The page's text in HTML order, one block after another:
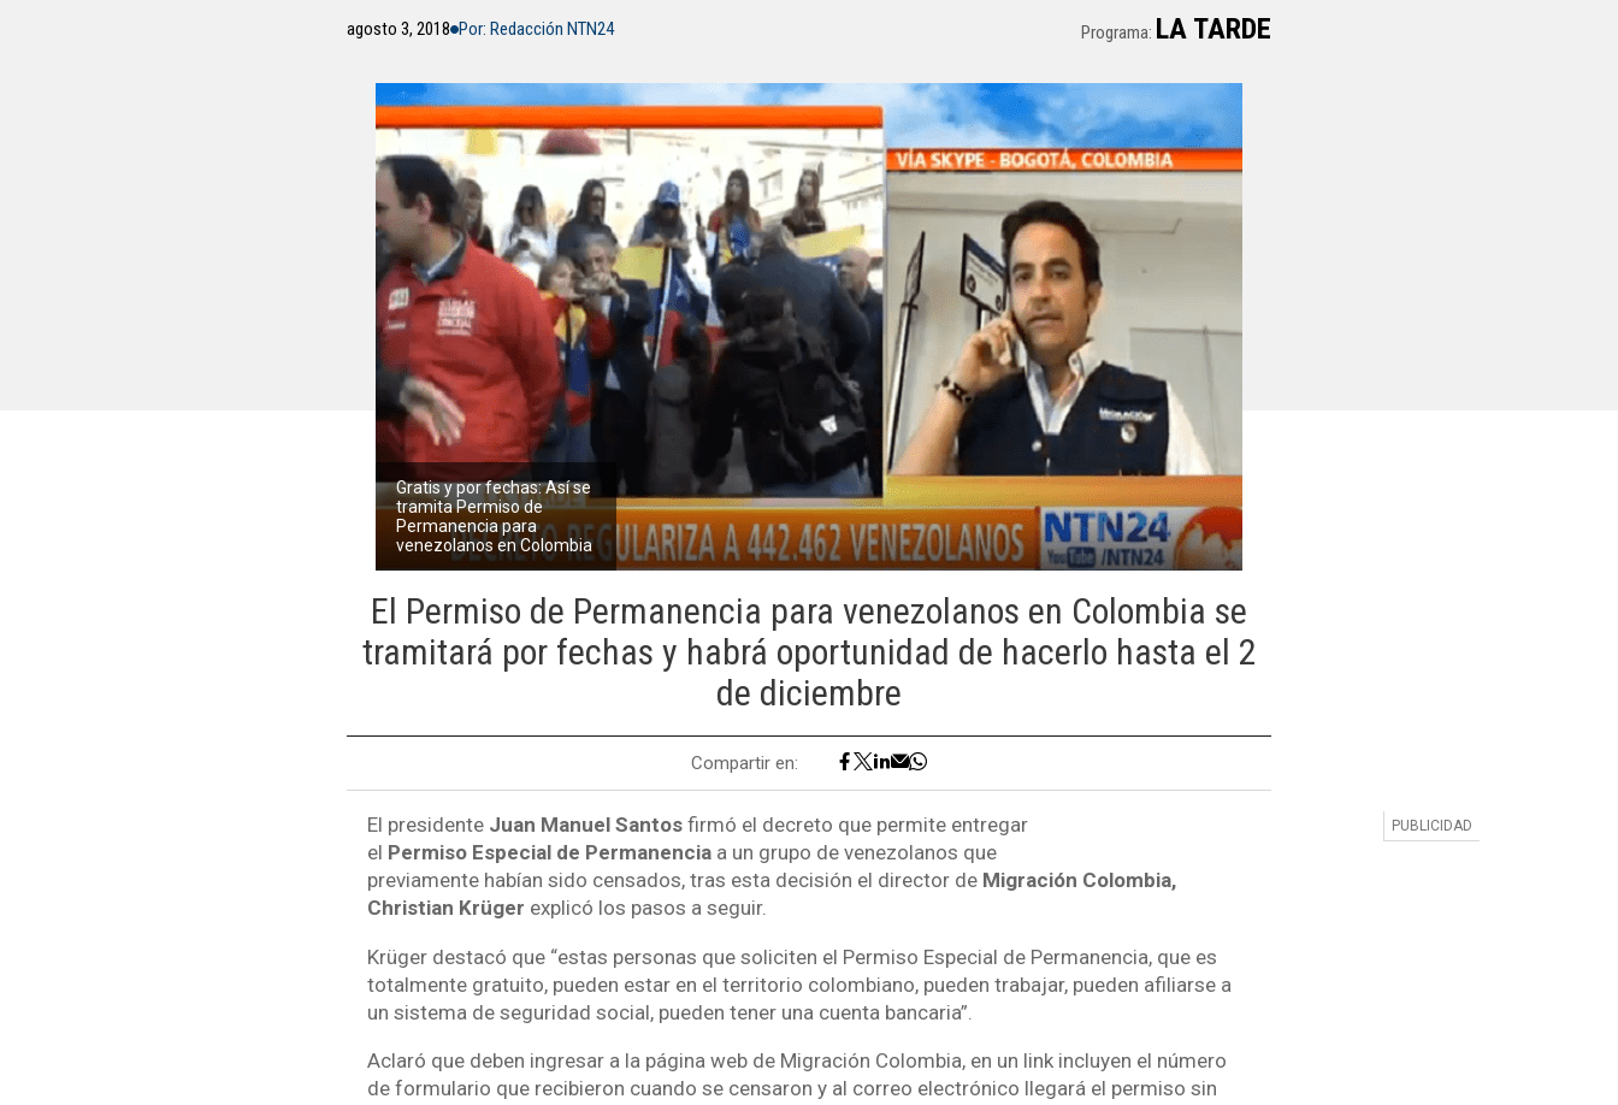
agosto 3, 2018 Por: Redacción NTN24 Programa: LA TARDE
Gratis y por fechas: Así se
tramita Permiso de
Permanencia para
venezolanos en Colombia
El Permiso de Permanencia para venezolanos en Colombia se
tramitará por fechas y habrá oportunidad de hacerlo hasta el 2
de diciembre
Compartir en:
El presidenteJuan Manuel Santos firmó el decreto que permite entregar
el Permiso Especial de Permanenciaa un grupo de venezolanos que
previamente habían sido censados, tras esta decisión el director de Migración Colombia,
Christian Krüger explicó los pasos a seguir.
Krüger destacó que “estas personas que soliciten el Permiso Especial de Permanencia, que es
totalmente gratuito, pueden estar en el territorio colombiano, pueden trabajar, pueden afiliarse a
un sistema de seguridad social, pueden tener una cuenta bancaria”.
Aclaró que deben ingresar a la página web de Migración Colombia, en un link incluyen el número
de formulario que recibieron cuando se censaron y al correo electrónico llegará el permiso sin